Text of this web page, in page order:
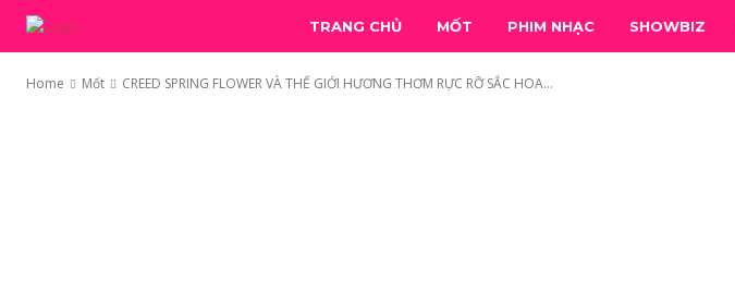
TRANG CHỦ MỐT PHIM NHẠC SHOWBIZ
Home Mốt CREED SPRING FLOWER VÀ THẾ GIỚI HƯƠNG THƠM RỰC RỠ SẮC HOA...